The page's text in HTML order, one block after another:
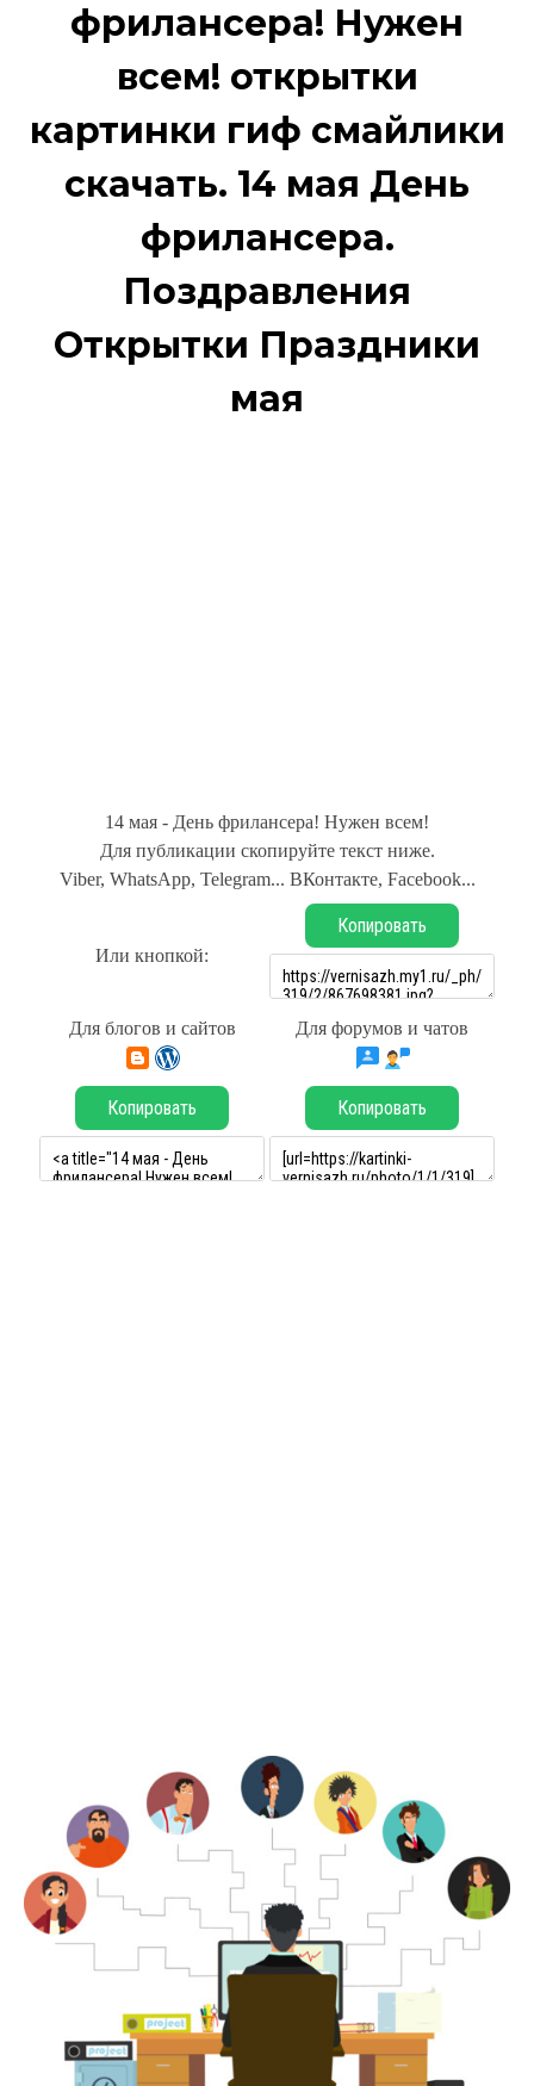
фрилансера! Нужен
всем! открытки
картинки гиф смайлики
скачать. 14 мая День
фрилансера.
Поздравления
Открытки Праздники
мая
14 мая - День фрилансера! Нужен всем!
Для публикации скопируйте текст ниже.
Viber, WhatsApp, Telegram... ВКонтакте, Facebook...
Или кнопкой:
Копировать
Для блогов и сайтов Для форумов и чатов
Копировать Копировать